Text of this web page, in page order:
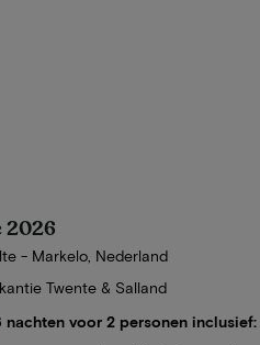
2026
- Markelo, Nederland
Twente & Salland
nachten voor 2 personen inclusief: